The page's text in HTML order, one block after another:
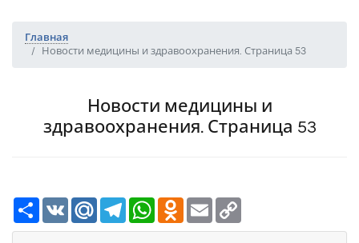
Главная
Новости медицины и здравоохранения. Страница 53
Новости медицины и
здравоохранения. Страница 53
РесурсVK Mail.Ru TelegramWhatsAppOdnoklassniki
Email